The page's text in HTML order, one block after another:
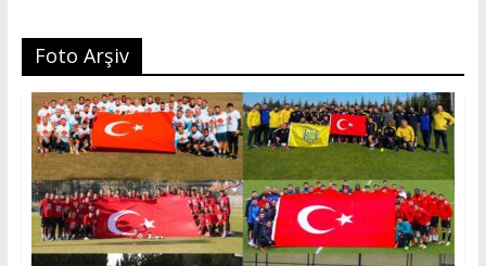
Foto Arşiv